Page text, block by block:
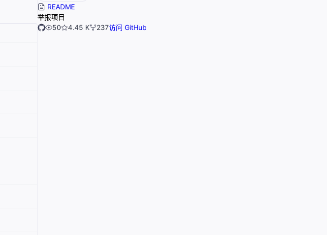
README
举报项目
50
4.45 K 237访问 GitHub